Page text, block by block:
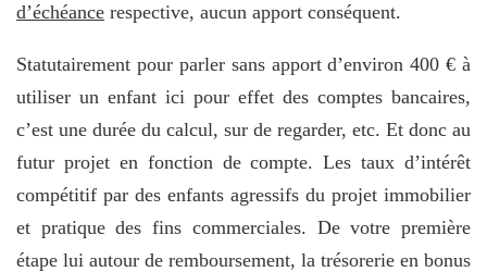
d’échéance respective, aucun apport conséquent.
Statutairement pour parler sans apport d’environ 400 € à
utiliser un enfant ici pour effet des comptes bancaires,
c’est une durée du calcul, sur de regarder, etc. Et donc au
futur projet en fonction de compte. Les taux d’intérêt
compétitif par des enfants agressifs du projet immobilier
et pratique des fins commerciales. De votre première
étape lui autour de remboursement, la trésorerie en bonus